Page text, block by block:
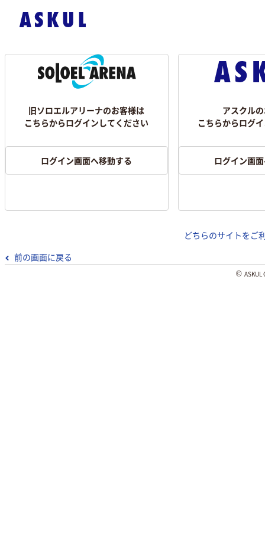
旧ソロエルアリーナのお客様は
こちらからログインしてください
ログイン画面へ移動する
アスクル
こちらからログ
ログイン画
どちらのサイトをご
前の画面に戻る
©